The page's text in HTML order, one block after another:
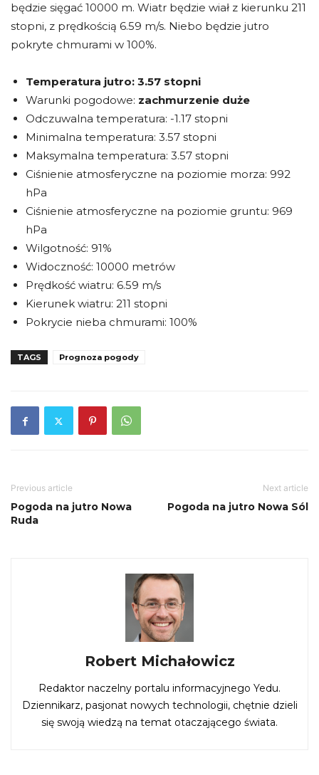
będzie sięgać 10000 m. Wiatr będzie wiał z kierunku 211
stopni, z prędkością 6.59 m/s. Niebo będzie jutro
pokryte chmurami w 100%.
Temperatura jutro: 3.57 stopni
Warunki pogodowe: zachmurzenie duże
Odczuwalna temperatura: -1.17 stopni
Minimalna temperatura: 3.57 stopni
Maksymalna temperatura: 3.57 stopni
Ciśnienie atmosferyczne na poziomie morza: 992
hPa
Ciśnienie atmosferyczne na poziomie gruntu: 969
hPa
Wilgotność: 91%
Widoczność: 10000 metrów
Prędkość wiatru: 6.59 m/s
Kierunek wiatru: 211 stopni
Pokrycie nieba chmurami: 100%
TAGS Prognoza pogody
Previous article
Pogoda na jutro Nowa
Ruda
Next article
Pogoda na jutro Nowa Sól
Robert Michałowicz
Redaktor naczelny portalu informacyjnego Yedu.
Dziennikarz, pasjonat nowych technologii, chętnie dzieli
się swoją wiedzą na temat otaczającego świata.